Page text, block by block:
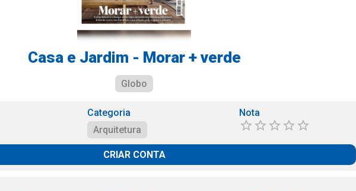
Casa e Jardim - Morar + verde
Globo
Categoria
Arquitetura
Nota
CRIAR CONTA